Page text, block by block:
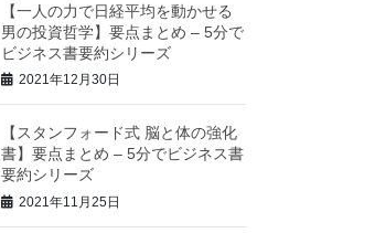
【一人の力で日経平均を動かせる
男の投資哲学】要点まとめ – 5分で
ビジネス書要約シリーズ
2021年12月30日
【スタンフォード式 脳と体の強化
書】要点まとめ – 5分でビジネス書
要約シリーズ
2021年11月25日